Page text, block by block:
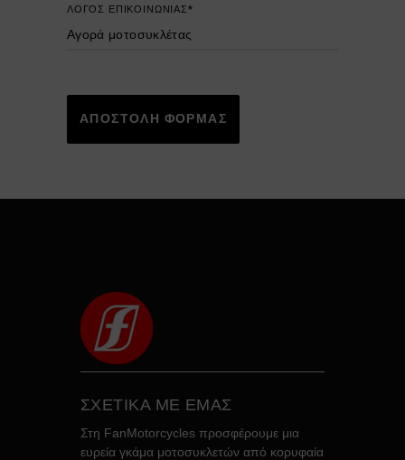
ΛΟΓΟΣ ΕΠΙΚΟΙΝΩΝΙΑΣ*
ΑΠΟΣΤΟΛΗ ΦΟΡΜΑΣ
ΣΧΕΤΙΚΑ ΜΕ ΕΜΑΣ
Στη FanMotorcycles προσφέρουμε μια
ευρεία γκάμα μοτοσυκλετών από κορυφαία